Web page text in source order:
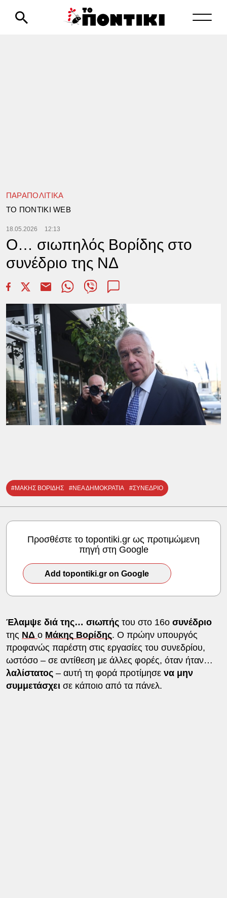
ΠΑΡΑΠΟΛΙΤΙΚΑ
TΟ ΠΟΝΤΙΚΙ WEB
18.05.2026 12:13
Ο… σιωπηλός Βορίδης στο
συνέδριο της ΝΔ
#ΜΑΚΗΣ ΒΟΡΙΔΗΣ #ΝΕΑ ΔΗΜΟΚΡΑΤΙΑ #ΣΥΝΕΔΡΙΟ
Προσθέστε το topontiki.gr ως προτιμώμενη
πηγή στη Google
Add topontiki.gr on Google
Έλαμψε διά της… σιωπήςτου στο 16ο συνέδριο
της ΝΔ ο Μάκης Βορίδης. Ο πρώην υπουργός
προφανώς παρέστη στις εργασίες του συνεδρίου,
ωστόσο – σε αντίθεση με άλλες φορές, όταν ήταν…
λαλίστατος – αυτή τη φορά προτίμησε να μην
συμμετάσχει σε κάποιο από τα πάνελ.